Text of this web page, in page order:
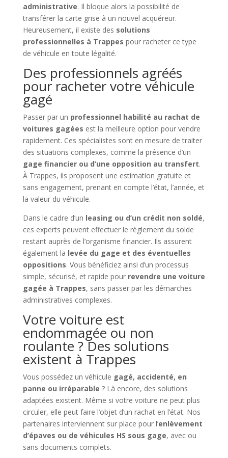
administrative. Il bloque alors la possibilité de
transférer la carte grise à un nouvel acquéreur.
Heureusement, il existe des solutions
professionnelles à Trappes pour racheter ce type
de véhicule en toute légalité.
Des professionnels agréés
pour racheter votre véhicule
gagé
Passer par un professionnel habilité au rachat de
voitures gagées est la meilleure option pour vendre
rapidement. Ces spécialistes sont en mesure de traiter
des situations complexes, comme la présence d’un
gage financier ou d’une opposition au transfert.
À Trappes, ils proposent une estimation gratuite et
sans engagement, prenant en compte l’état, l’année, et
la valeur du véhicule.
Dans le cadre d’un leasing ou d’un crédit non soldé,
ces experts peuvent effectuer le règlement du solde
restant auprès de l’organisme financier. Ils assurent
également la levée du gage et des éventuelles
oppositions. Vous bénéficiez ainsi d’un processus
simple, sécurisé, et rapide pour revendre une voiture
gagée à Trappes, sans passer par les démarches
administratives complexes.
Votre voiture est
endommagée ou non
roulante ? Des solutions
existent à Trappes
Vous possédez un véhicule gagé, accidenté, en
panne ou irréparable ? Là encore, des solutions
adaptées existent. Même si votre voiture ne peut plus
circuler, elle peut faire l’objet d’un rachat en l’état. Nos
partenaires interviennent sur place pour l’enlèvement
d’épaves ou de véhicules HS sous gage, avec ou
sans documents complets.